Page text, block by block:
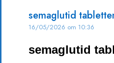
semaglutid
16/05/2026 om 10:36
semaglutid